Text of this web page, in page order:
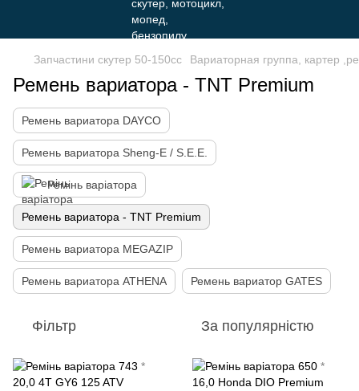
Запчастини скутер 50-150cc Вариаторная группа, картер
Ремень вариатора - TNT Premium
Ремень вариатора DAYCO
Ремень вариатора Sheng-E / S.E.E.
Ремінь варіатора
Ремень вариатора - TNT Premium
Ремень вариатора MEGAZIP
Ремень вариатора ATHENA Ремень вариатор GATES
Фільтр За популярністю